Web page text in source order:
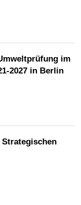
im
2027 in Berlin